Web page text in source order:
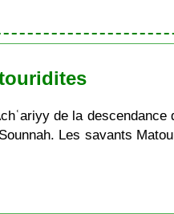
de la
Les savants